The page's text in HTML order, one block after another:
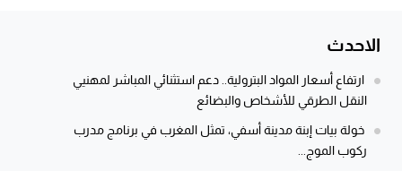
الاحدث
ارتفاع أسعار المواد البترولية.. دعم استثنائي المباشر لمهنيي
النقل الطرقي للأشخاص والبضائع
خولة بيات إبنة مدينة أسفي، تمثل المغرب في برنامج مدرب
ركوب الموج...